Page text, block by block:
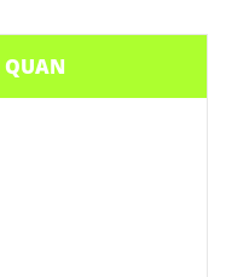
QUAN